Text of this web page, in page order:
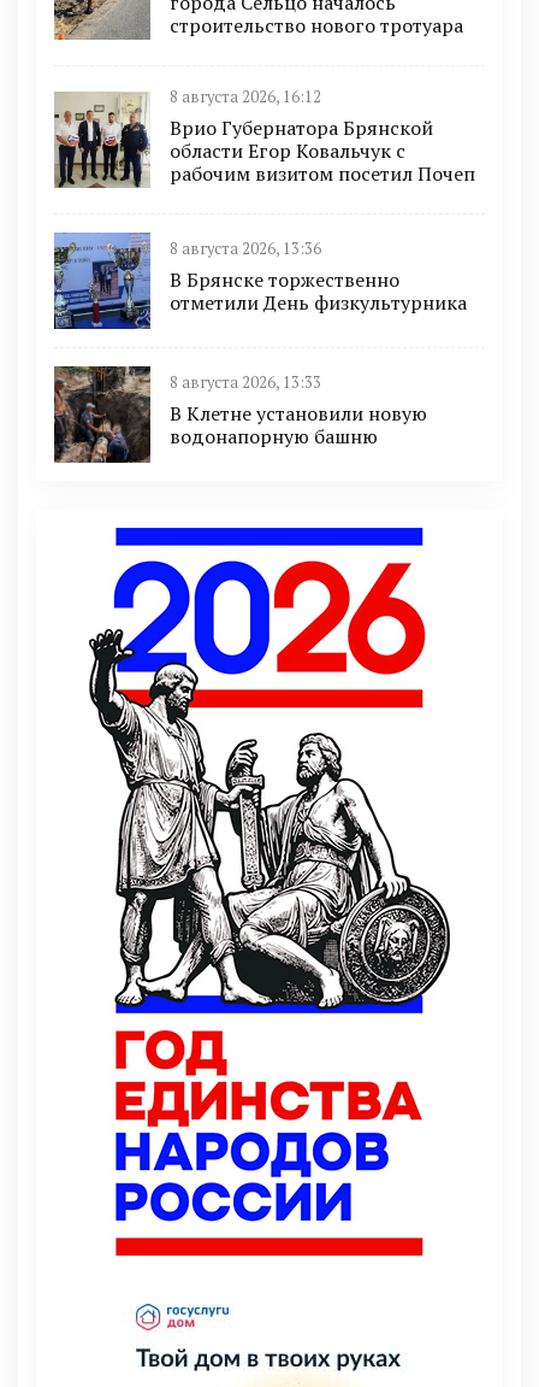
строительство нового тротуара
8 августа 2026, 16:12
Врио Губернатора Брянской
области Егор Ковальчук с
рабочим визитом посетил Почеп
8 августа 2026, 13:36
В Брянске торжественно
отметили День физкультурника
8 августа 2026, 13:33
В Клетне установили новую
водонапорную башню